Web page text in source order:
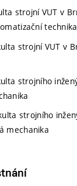
strojní VUT v
technika
strojní VUT v
strojního
strojního
mechanika